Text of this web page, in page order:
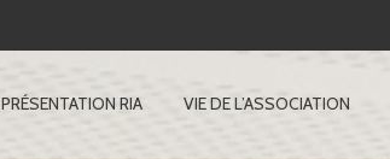
PRÉSENTATION RIA VIE DE L’ASSOCIATION